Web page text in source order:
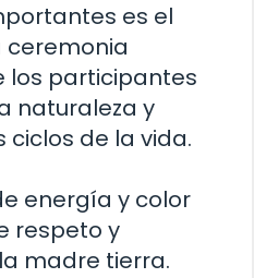
es el
ceremonia
los participantes
naturaleza y
de la vida.
energía y color
respeto y
madre tierra.